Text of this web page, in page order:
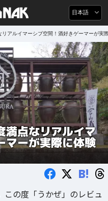
日本語
リアルイマーシブ空間！酒好きゲーマーが実
満点なリアルイマ
マーが実際に体験
B!
この度「うかぜ」のレビュ